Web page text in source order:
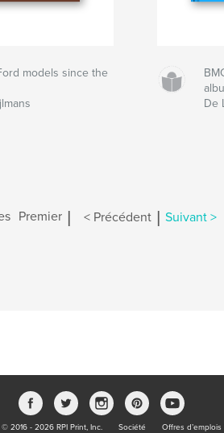
models since the
De
Premier < Précédent Suivant >
© 2016 - 2026 RPI Print, Inc. Société Offres d’emplois